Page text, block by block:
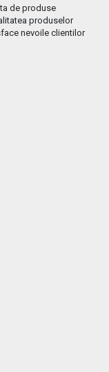
de produse
produselor
nevoile clientilor